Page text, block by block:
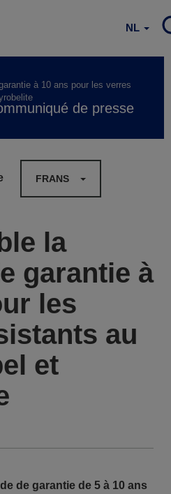
NL
à 10 ans pour les verres
de presse
FRANS
la
garantie à
les
au
et
de garantie de 5 à 10 ans